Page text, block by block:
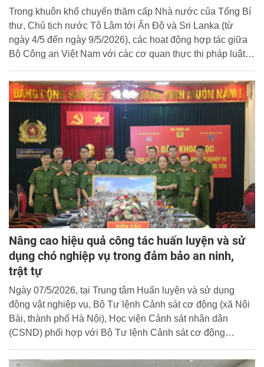
Trong khuôn khổ chuyến thăm cấp Nhà nước của Tổng Bí
thư, Chủ tịch nước Tô Lâm tới Ấn Độ và Sri Lanka (từ
ngày 4/5 đến ngày 9/5/2026), các hoạt động hợp tác giữa
Bộ Công an Việt Nam với các cơ quan thực thi pháp luật
hiệu quả, góp phần làm sâu sắc hơn quan hệ hữu nghị,
hợp tác trên lĩnh vực an ninh, thực thi pháp luật.
Nâng cao hiệu quả công tác huấn luyện và sử
dụng chó nghiệp vụ trong đảm bảo an ninh,
trật tự
Ngày 07/5/2026, tại Trung tâm Huấn luyện và sử dụng
động vật nghiệp vụ, Bộ Tư lệnh Cảnh sát cơ động (xã Nội
Bài, thành phố Hà Nội), Học viện Cảnh sát nhân dân
(CSND) phối hợp với Bộ Tư lệnh Cảnh sát cơ động
huấn luyện và sử dụng chó nghiệp vụ bảo đảm an ninh,